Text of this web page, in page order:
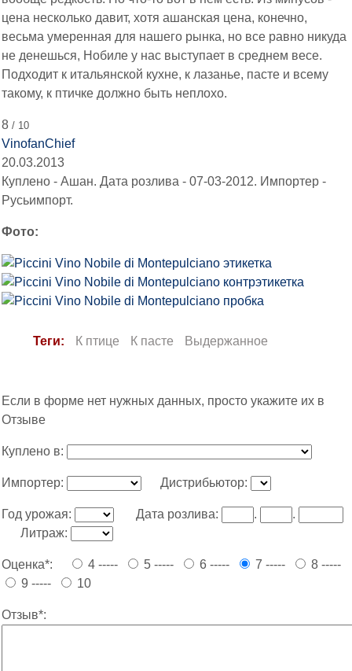
цена несколько давит, хотя ашанская цена, конечно,
весьма умеренная для нашего рынка, но все равно никуда
не денешься, Нобиле у нас выступает в среднем весе.
Подходит к итальянской кухне, к лазанье, пасте и всему
такому, к птичке должно быть неплохо.
8 / 10
VinofanChief
20.03.2013
Куплено - Ашан. Дата розлива - 07-03-2012. Импортер -
Русьимпорт.
Фото:
Теги: К птице К пасте Выдержанное
Если в форме нет нужных данных, просто укажите их в
Отзыве
Куплено в:
Импортер: Дистрибьютор:
Год урожая: Дата розлива: .
.
Литраж:
Оценка*: 4 ----- 5 ----- 6 ----- 7 -----
8 -----
9 -----
10
Отзыв*: